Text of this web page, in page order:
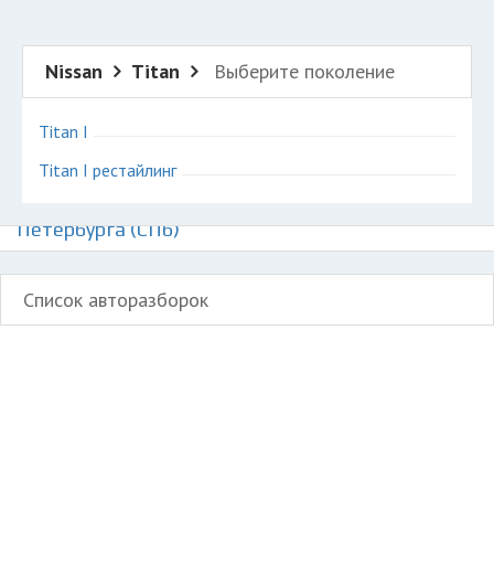
Nissan Titan Выберите поколение
Titan I
Titan I рестайлинг
Петербурга (СПб)
Список авторазборок